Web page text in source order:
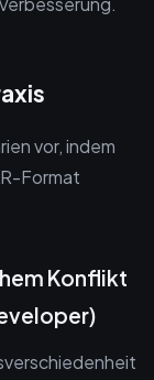
vor, indem
Format
Konflikt